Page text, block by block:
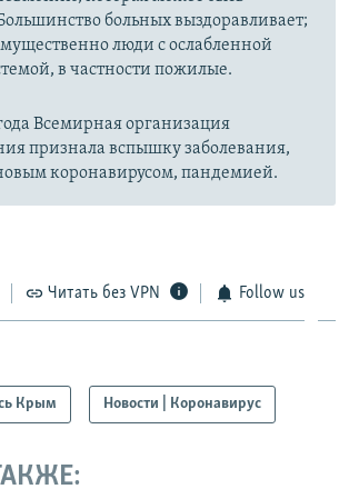
больных выздоравливает;
люди с ослабленной
в частности пожилые.
Всемирная организация
признала вспышку заболевания,
коронавирусом, пандемией.
Читать без VPN Follow us
Крым Новости | Коронавирус